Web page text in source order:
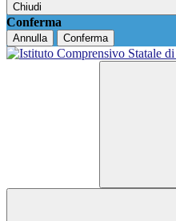
Chiudi
Conferma
Annulla Conferma